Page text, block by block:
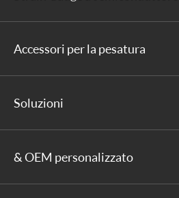
Accessori per la pesatura
Soluzioni
& OEM personalizzato